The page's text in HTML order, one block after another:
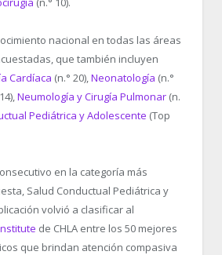
nacional en todas las áreas
que también incluyen
Cardíaca (n.° 20),Neonatología (n.°
Neumología y Cirugía Pulmonar (n.
Pediátrica y Adolescente (Top
en la categoría más
Salud Conductual Pediátrica y
volvió a clasificar al
de CHLA entre los 50 mejores
que brindan atención compasiva